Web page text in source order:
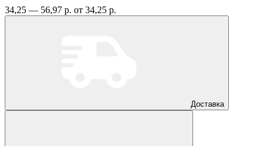
34,25 — 56,97 р. от 34,25 р.
Доставка